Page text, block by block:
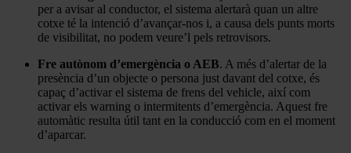
per a avisar al conductor, el sistema alertarà quan un altre
cotxe té la intenció d’avançar-nos i, a causa dels punts morts
de visibilitat, no podem veure’l pels retrovisors.
Fre autònom d’emergència o AEB. A més d’alertar de la
presència d’un objecte o persona just davant del cotxe, és
capaç d’activar el sistema de frens del vehicle, així com
activar els warning o intermitents d’emergència. Aquest fre
automàtic resulta útil tant en la conducció com en el moment
d’aparcar.